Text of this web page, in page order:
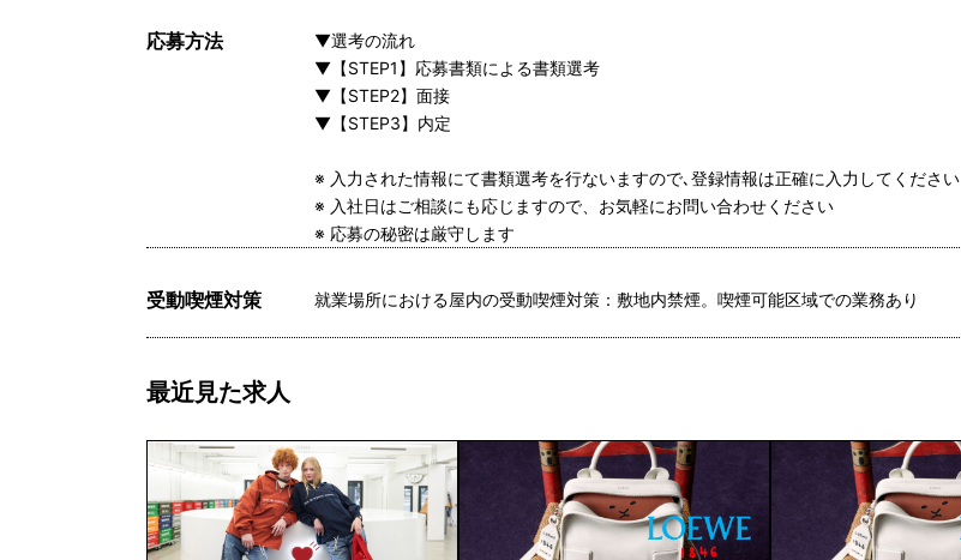
応募方法
▼選考の流れ
▼【STEP1】応募書類による書類選考
▼【STEP2】面接
▼【STEP3】内定
※ 入力された情報にて書類選考を行ないますので､登録情報は正確に入力してください
※ 入社日はご相談にも応じますので、お気軽にお問い合わせください
※ 応募の秘密は厳守します
受動喫煙対策 就業場所における屋内の受動喫煙対策：敷地内禁煙。喫煙可能区域での業務あり
最近見た求人